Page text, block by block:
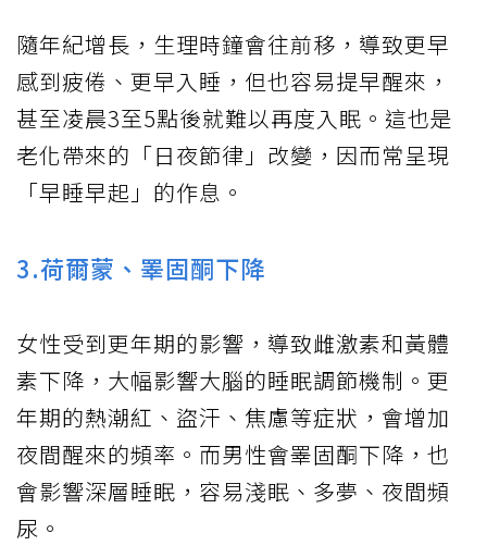
隨年紀增長，生理時鐘會往前移，導致更早
感到疲倦、更早入睡，但也容易提早醒來，
甚至凌晨3至5點後就難以再度入眠。這也是
老化帶來的「日夜節律」改變，因而常呈現
「早睡早起」的作息。
3.荷爾蒙、睪固酮下降
女性受到更年期的影響，導致雌激素和黃體
素下降，大幅影響大腦的睡眠調節機制。更
年期的熱潮紅、盜汗、焦慮等症狀，會增加
夜間醒來的頻率。而男性會睪固酮下降，也
會影響深層睡眠，容易淺眠、多夢、夜間頻
尿。